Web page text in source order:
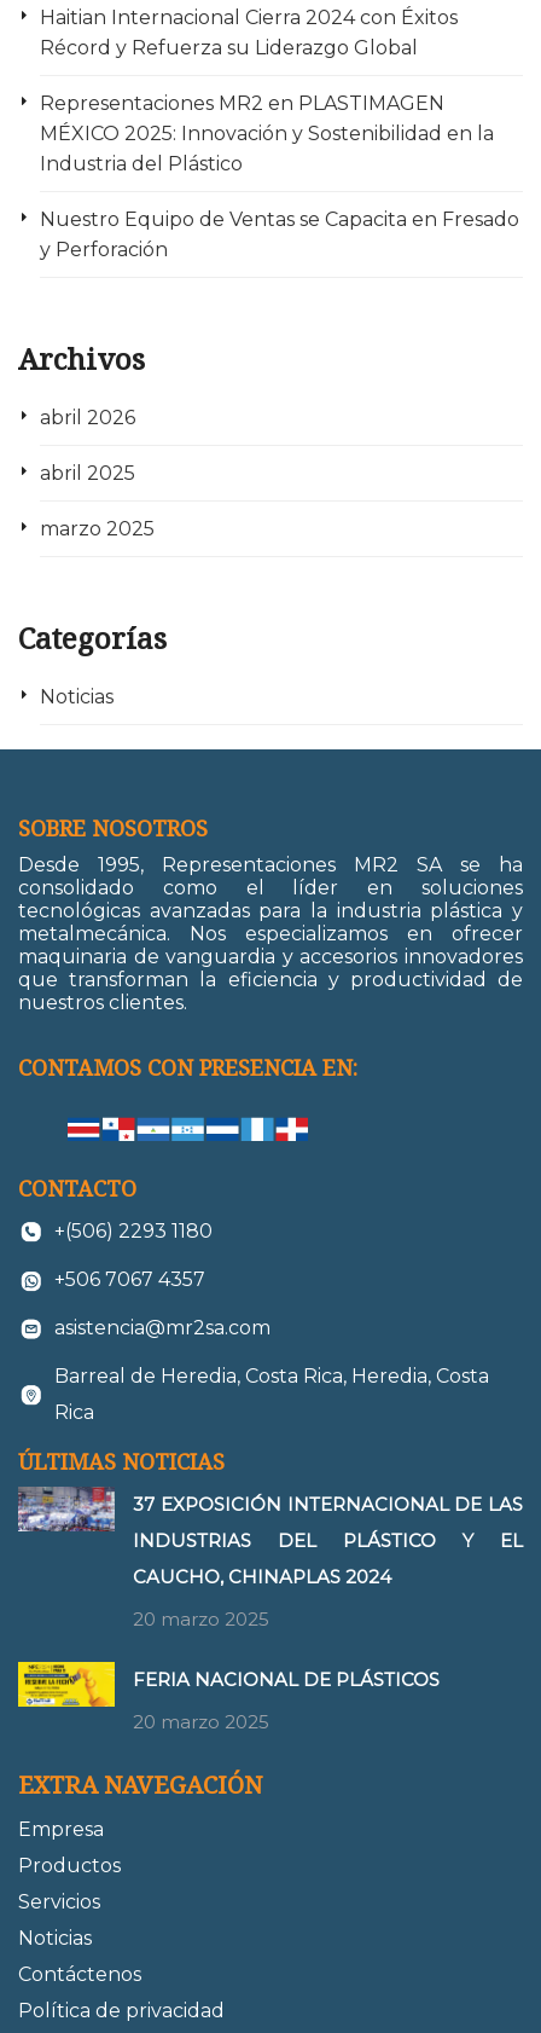
Haitian Internacional Cierra 2024 con Éxitos
Récord y Refuerza su Liderazgo Global
Representaciones MR2 en PLASTIMAGEN
MÉXICO 2025: Innovación y Sostenibilidad en la
Industria del Plástico
Nuestro Equipo de Ventas se Capacita en Fresado
y Perforación
Archivos
abril 2026
abril 2025
marzo 2025
Categorías
Noticias
SOBRE NOSOTROS
Desde 1995, Representaciones MR2 SA se ha
consolidado como el líder en soluciones
tecnológicas avanzadas para la industria plástica y
metalmecánica. Nos especializamos en ofrecer
maquinaria de vanguardia y accesorios innovadores
que transforman la eficiencia y productividad de
nuestros clientes.
CONTAMOS CON PRESENCIA EN:
CONTACTO
+(506) 2293 1180
+506 7067 4357
asistencia@mr2sa.com
Barreal de Heredia, Costa Rica, Heredia, Costa
Rica
ÚLTIMAS NOTICIAS
37 EXPOSICIÓN INTERNACIONAL DE LAS
INDUSTRIAS DEL PLÁSTICO Y EL
CAUCHO, CHINAPLAS 2024
20 marzo 2025
FERIA NACIONAL DE PLÁSTICOS
20 marzo 2025
EXTRA NAVEGACIÓN
Empresa
Productos
Servicios
Noticias
Contáctenos
Política de privacidad